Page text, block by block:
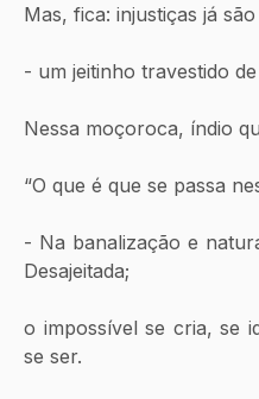
Mas, fica: injustiças já
- um jeitinho travestido
Nessa moçoroca, índio
“O que é que se passa
- Na banalização e
Desajeitada;
o impossível se cria, se
se ser.